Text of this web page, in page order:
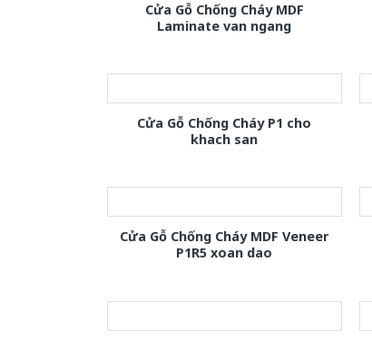
Cửa Gỗ Chống Cháy MDF
Laminate van ngang
Cửa Gỗ Chống Cháy P1 cho
khach san
Cửa Gỗ Chống Cháy MDF Veneer
P1R5 xoan dao